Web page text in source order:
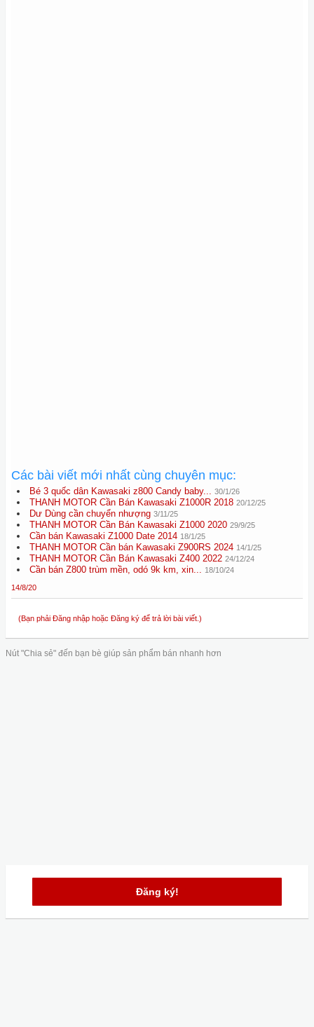
Các bài viết mới nhất cùng chuyên mục:
Bé 3 quốc dân Kawasaki z800 Candy baby... 30/1/26
THANH MOTOR Cần Bán Kawasaki Z1000R 2018 20/12/25
Dư Dùng cần chuyển nhượng 3/11/25
THANH MOTOR Cần Bán Kawasaki Z1000 2020 29/9/25
Cần bán Kawasaki Z1000 Date 2014 18/1/25
THANH MOTOR Cần bán Kawasaki Z900RS 2024 14/1/25
THANH MOTOR Cần Bán Kawasaki Z400 2022 24/12/24
Cần bán Z800 trùm mền, odó 9k km, xin... 18/10/24
14/8/20
(Bạn phải Đăng nhập hoặc Đăng ký để trả lời bài viết.)
Nút "Chia sẻ" đến bạn bè giúp sản phẩm bán nhanh hơn
Đăng ký!